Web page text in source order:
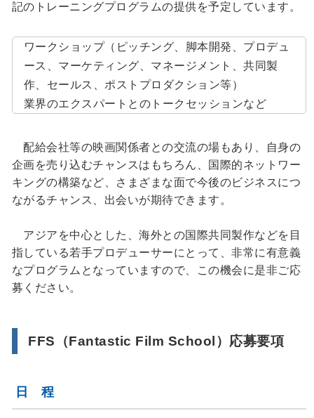
記のトレーニングプログラムの提供を予定しています。
ワークショップ（ピッチング、脚本開発、プロデュ
ース、マーケティング、マネージメント、共同製
作、セールス、ポストプロダクション等）
業界のエクスパートとのトークセッションなど
配給会社等の映画関係者との交流の場もあり、自身の
企画を売り込むチャンスはもちろん、国際的ネットワー
キングの構築など、さまざまな面で今後のビジネスにつ
ながるチャンス、出会いが期待できます。
アジアを中心とした、海外との国際共同製作などを目
指している若手プロデューサーにとって、非常に有意義
なプログラムとなっていますので、この機会に是非ご応
募ください。
FFS（Fantastic Film School）応募要項
日 程